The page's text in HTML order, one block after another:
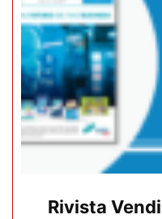
Rivista